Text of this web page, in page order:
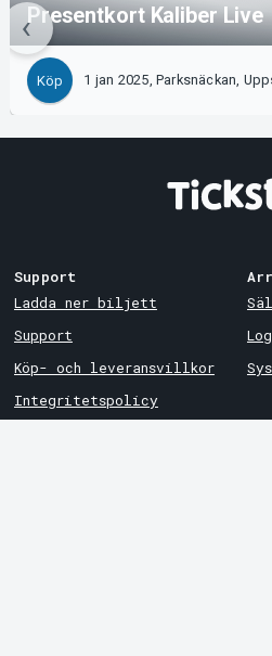
Presentkort Kaliber Live
Köp 1 jan 2025, Parksnäckan,
Support
Ladda ner biljett
Support
Köp- och leveransvillkor
Integritetspolicy